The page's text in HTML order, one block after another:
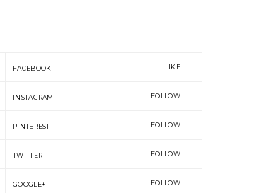
FACEBOOK LIKE
INSTAGRAM FOLLOW
PINTEREST FOLLOW
TWITTER FOLLOW
GOOGLE+ FOLLOW